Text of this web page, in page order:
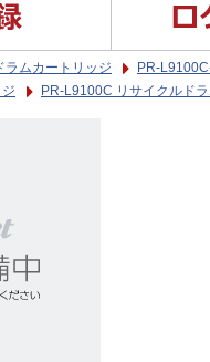
ラムカートリッジ
PR-
PR-L9100C リサイクルドラ